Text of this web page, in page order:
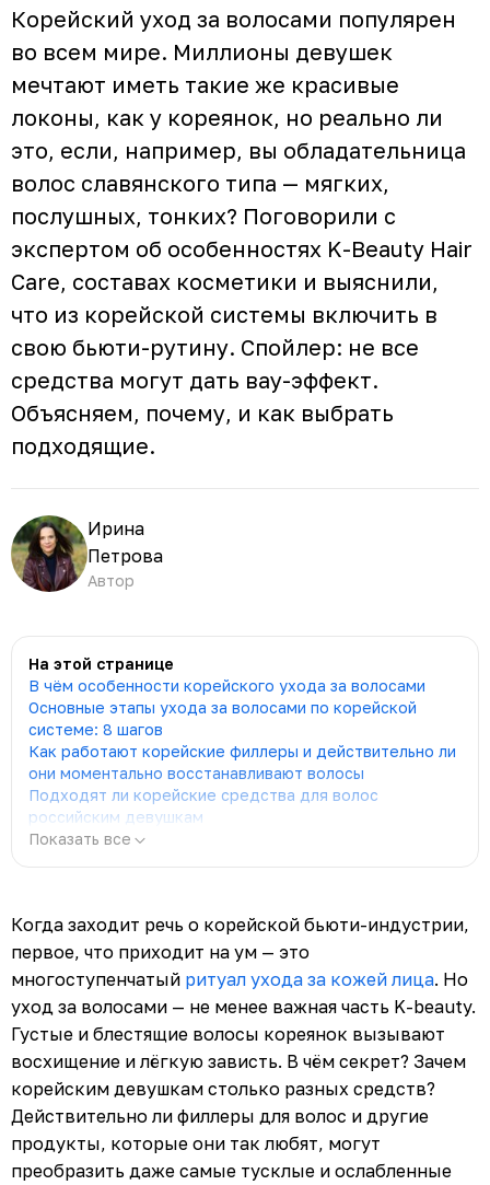
Корейский уход за волосами популярен
во всем мире. Миллионы девушек
мечтают иметь такие же красивые
локоны, как у кореянок, но реально ли
это, если, например, вы обладательница
волос славянского типа — мягких,
послушных, тонких? Поговорили с
экспертом об особенностях K-Beauty Hair
Care, составах косметики и выяснили,
что из корейской системы включить в
свою бьюти-рутину. Спойлер: не все
средства могут дать вау-эффект.
Объясняем, почему, и как выбрать
подходящие.
Ирина
Петрова
Автор
На этой странице
В чём особенности корейского ухода за волосами
Основные этапы ухода за волосами по корейской
системе: 8 шагов
Как работают корейские филлеры и действительно ли
они моментально восстанавливают волосы
Подходят ли корейские средства для волос
российским девушкам
Показать все
Когда заходит речь о корейской бьюти-индустрии,
первое, что приходит на ум — это
многоступенчатый ритуал ухода за кожей лица. Но
уход за волосами — не менее важная часть K-beauty.
Густые и блестящие волосы кореянок вызывают
восхищение и лёгкую зависть. В чём секрет? Зачем
корейским девушкам столько разных средств?
Действительно ли филлеры для волос и другие
продукты, которые они так любят, могут
преобразить даже самые тусклые и ослабленные